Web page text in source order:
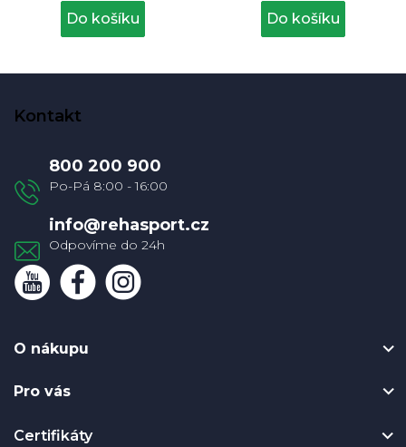
Do košíku Do košíku
Kontakt
info@rehasport.cz
800 200 900
O nákupu
Pro vás
Certifikáty